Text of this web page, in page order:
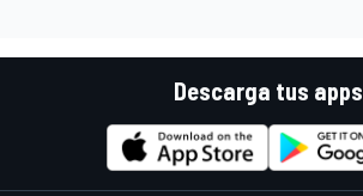
Descarga tus apps